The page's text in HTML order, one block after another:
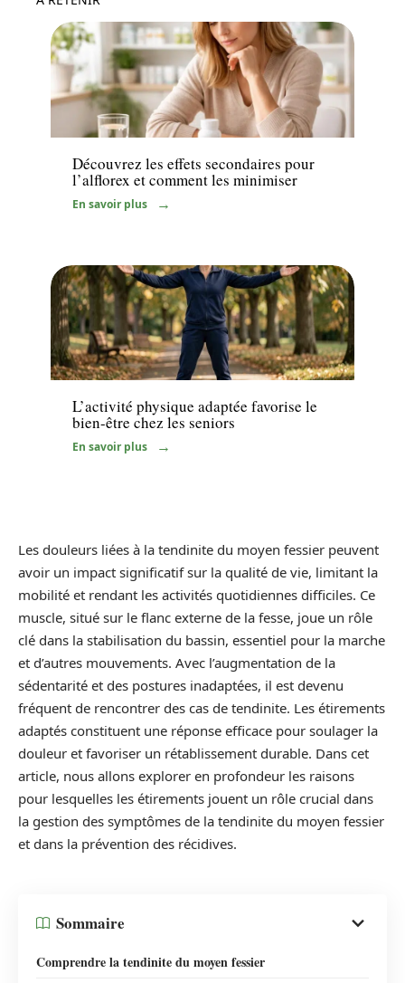
Maladie
Découvrez les effets secondaires pour
l’alflorex et comment les minimiser
En savoir plus
Seniors
L’activité physique adaptée favorise le
bien-être chez les seniors
En savoir plus
Les douleurs liées à la tendinite du moyen fessier peuvent
avoir un impact significatif sur la qualité de vie, limitant la
mobilité et rendant les activités quotidiennes difficiles. Ce
muscle, situé sur le flanc externe de la fesse, joue un rôle
clé dans la stabilisation du bassin, essentiel pour la marche
et d’autres mouvements. Avec l’augmentation de la
sédentarité et des postures inadaptées, il est devenu
fréquent de rencontrer des cas de tendinite. Les étirements
adaptés constituent une réponse efficace pour soulager la
douleur et favoriser un rétablissement durable. Dans cet
article, nous allons explorer en profondeur les raisons
pour lesquelles les étirements jouent un rôle crucial dans
la gestion des symptômes de la tendinite du moyen fessier
et dans la prévention des récidives.
Sommaire
Comprendre la tendinite du moyen fessier